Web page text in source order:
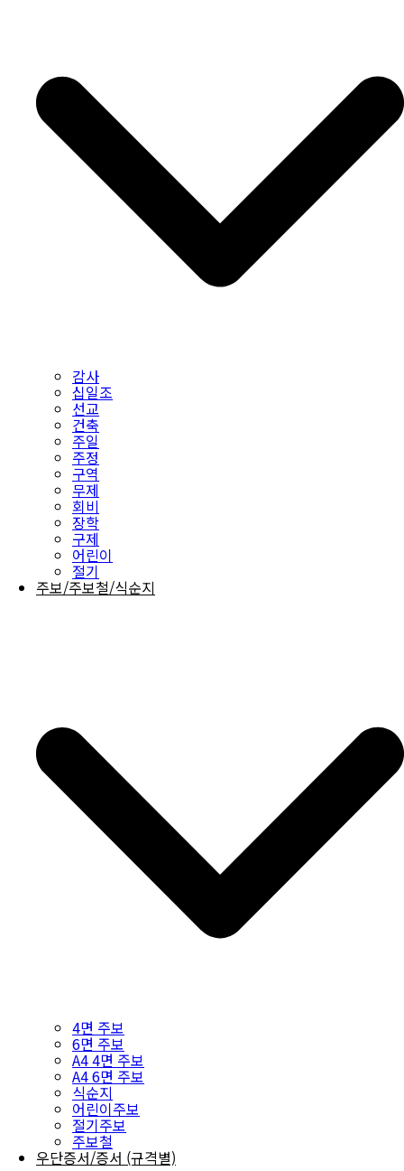
감사
십일조
선교
건축
주일
주정
구역
무제
회비
장학
구제
어린이
절기
주보/주보철/식순지
4면 주보
6면 주보
A4 4면 주보
A4 6면 주보
식순지
어린이주보
절기주보
주보철
우단증서/증서 (규격별)